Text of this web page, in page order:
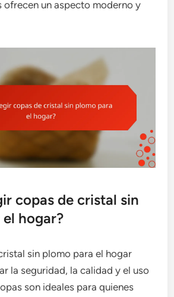
ofrecen un aspecto moderno y
copas de cristal sin
hogar?
sin plomo para el hogar
la seguridad, la calidad y el uso
son ideales para quienes